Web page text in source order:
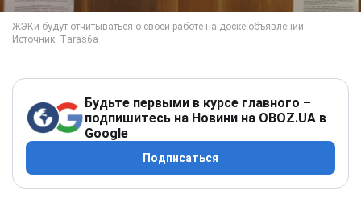
Будьте первыми в курсе главного –
подпишитесь на Новини на OBOZ.UA в
Google
Подписаться